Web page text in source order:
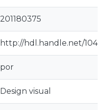
201180375
http://hdl.handle.net/
por
Design visual